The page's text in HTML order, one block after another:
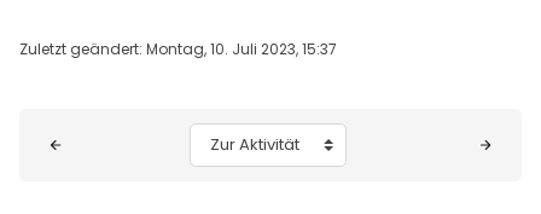
Zuletzt geändert: Montag, 10. Juli 2023, 15:37
Zur Aktivität